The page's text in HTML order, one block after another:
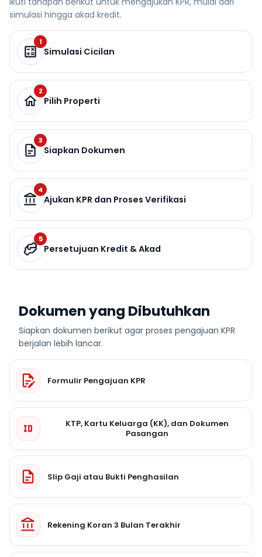
simulasi hingga akad kredit.
1
Simulasi Cicilan
2
Pilih Properti
3
Siapkan Dokumen
4
Ajukan KPR dan Proses Verifikasi
5
Persetujuan Kredit & Akad
Dokumen yang Dibutuhkan
Siapkan dokumen berikut agar proses pengajuan KPR
berjalan lebih lancar.
Formulir Pengajuan KPR
KTP, Kartu Keluarga (KK), dan Dokumen
Pasangan
Slip Gaji atau Bukti Penghasilan
Rekening Koran 3 Bulan Terakhir